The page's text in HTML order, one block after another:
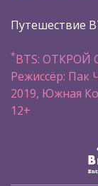
Путешествие
*BTS:
Режиссёр: Пак
2019, Южная
12+